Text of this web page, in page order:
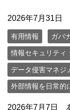
2026年7月31日
有用情報 ガバ
情報セキュリティ
データ侵害マネジ
外部情報を日常的
2026年7月7日